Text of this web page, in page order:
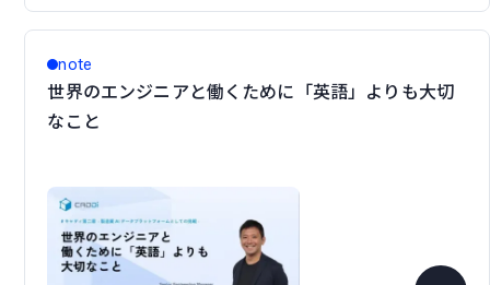
note
世界のエンジニアと働くために「英語」よりも大切
なこと